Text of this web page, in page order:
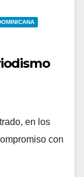
en los
con